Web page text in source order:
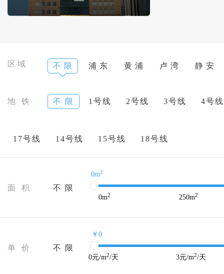
区域 不 限 浦 东 黄 浦 卢 湾 静 安
地 铁 不 限 1号线 2号线 3号线 4号线
17号线 14号线 15号线 18号线
面 积 不 限
0m2
0m2 250m2
单 价 不 限
￥0
0元/m2/天 3元/m2/天